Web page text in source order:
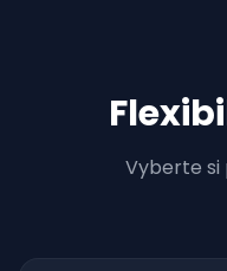
Vyberte si